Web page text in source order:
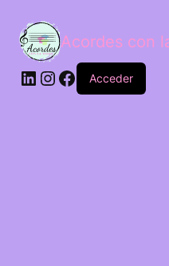
Acordes con
Acceder